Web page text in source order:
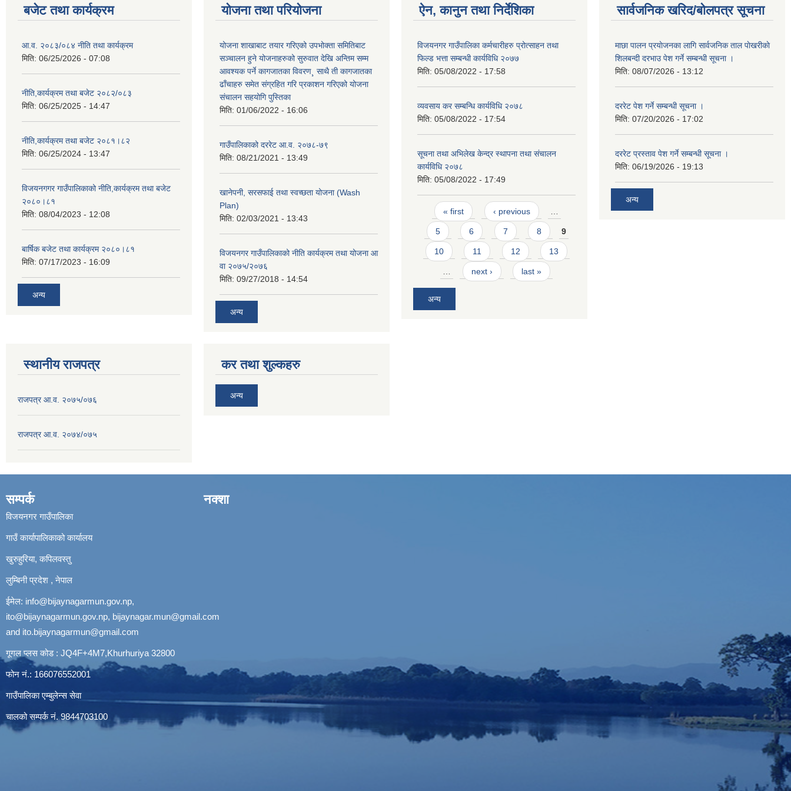
बजेट तथा कार्यक्रम
आ.व. २०८३/०८४ नीति तथा कार्यक्रम
मिति: 06/25/2026 - 07:08
नीति,कार्यक्रम तथा बजेट २०८२/०८३
मिति: 06/25/2025 - 14:47
नीति,कार्यक्रम तथा बजेट २०८१।८२
मिति: 06/25/2024 - 13:47
विजयनगगर गाउँपालिकाको नीति,कार्यक्रम तथा बजेट
२०८०।८१
मिति: 08/04/2023 - 12:08
बार्षिक बजेट तथा कार्यक्रम २०८०।८१
मिति: 07/17/2023 - 16:09
अन्य
योजना तथा परियोजना
योजना शाखाबाट तयार गरिएको उपभोक्ता समितिबाट
सञ्चालन हुने योजनाहरुको सुरुवात देखि अन्तिम सम्म
आवश्यक पर्ने कागजातका विवरण¸ साथै ती कागजातका
ढाँचाहरु समेत संग्रहित गरि प्रकाशन गरिएको योजना
संचालन सहयोगि पुस्तिका
मिति: 01/06/2022 - 16:06
गाउँपालिकाको दररेट आ.व. २०७८-७९
मिति: 08/21/2021 - 13:49
खानेपनी, सरसफाई तथा स्वच्छता योजना (Wash
Plan)
मिति: 02/03/2021 - 13:43
विजयनगर गाउँपालिकाको नीति कार्यक्रम तथा योजना आ
वा २०७५/२०७६
मिति: 09/27/2018 - 14:54
अन्य
ऐन, कानुन तथा निर्देशिका
विजयनगर गाउँपालिका कर्मचारीहरु प्रोत्साहन तथा
फिल्ड भत्ता सम्बन्धी कार्यविधि २०७७
मिति: 05/08/2022 - 17:58
व्यवसाय कर सम्बन्धि कार्यविधि २०७८
मिति: 05/08/2022 - 17:54
सूचना तथा अभिलेख केन्द्र स्थापना तथा संचालन
कार्यविधि २०७८
मिति: 05/08/2022 - 17:49
Pages
« first ‹ previous …
5 6 7 8 9
10 11 12 13
… next › last »
अन्य
सार्वजनिक खरिद/बोलपत्र सूचना
माछा पालन प्रयाेजनका लागि सार्वजनिक ताल पाेखरीकाे
शिलबन्दी दरभाउ पेश गर्ने सम्बन्धी सूचना ।
मिति: 08/07/2026 - 13:12
दररेट पेश गर्ने सम्बन्धी सूचना ।
मिति: 07/20/2026 - 17:02
दररेट प्रस्ताव पेश गर्ने सम्बन्धी सूचना ।
मिति: 06/19/2026 - 19:13
अन्य
स्थानीय राजपत्र
राजपत्र आ.व. २०७५/०७६
राजपत्र आ.व. २०७४/०७५
कर तथा शुल्कहरु
अन्य
सम्पर्क
विजयनगर गाउँपालिका
गाउँ कार्यापालिकाको कार्यालय
खुरुहुरिया, कपिलवस्तु
लुम्बिनी प्रदेश , नेपाल
ईमेल: info@bijaynagarmun.gov.np,
ito@bijaynagarmun.gov.np, bijaynagar.mun@gmail.com
and ito.bijaynagarmun@gmail.com
गूगल प्लस कोड : JQ4F+4M7,Khurhuriya 32800
फोन नं.: 166076552001
गाउँपालिका एम्बुलेन्स सेवा
चालको सम्पर्क नं. 9844703100
नक्शा